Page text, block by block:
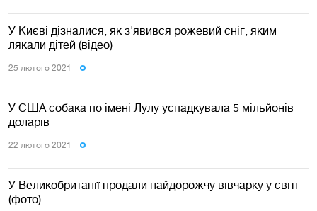
У Києві дізналися, як з'явився рожевий сніг, яким
лякали дітей (відео)
25 лютого 2021
У США собака по імені Лулу успадкувала 5 мільйонів
доларів
22 лютого 2021
У Великобританії продали найдорожчу вівчарку у світі
(фото)